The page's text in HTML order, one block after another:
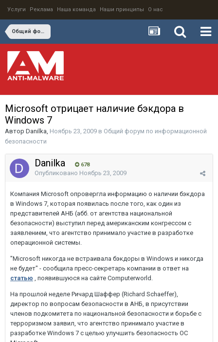
Услуги Реклама Наша команда Наши принципы О нас
Общий форум по информационной безопасности
Microsoft отрицает наличие бэкдора в
Windows 7
Автор Danilka, Ноябрь 23, 2009 в Общий форум по информационной
безопасности
Danilka 678
Опубликовано Ноябрь 23, 2009
Компания Microsoft опровергла информацию о наличии бэкдора
в Windows 7, которая появилась после того, как один из
представителей АНБ (абб. от агентства национальной
безопасности) выступил перед американским конгрессом с
заявлением, что агентство принимало участие в разработке
операционной системы.
"Microsoft никогда не встраивала бэкдоры в Windows и никогда
не будет" - сообщила пресс-секретарь компании в ответ на
статью , появившуюся на сайте Computerworld.
На прошлой неделе Ричард Шаффер (Richard Schaeffer),
директор по вопросам безопасности в АНБ, в присутствии
членов подкомитета по национальной безопасности и борьбе с
терроризмом заявил, что агентство принимало участие в
разработке Windows 7 с целью улучшить безопасность ОС